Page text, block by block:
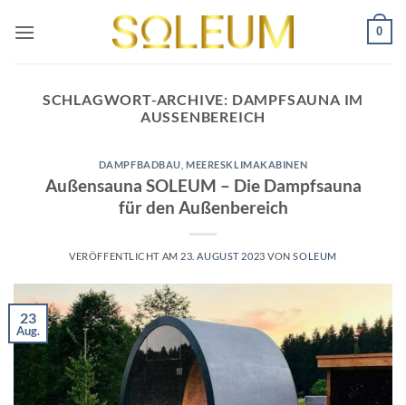
Inhalt
0
SCHLAGWORT-ARCHIVE: DAMPFSAUNA IM
AUSSENBEREICH
DAMPFBADBAU ,MEERESKLIMAKABINEN
Außensauna SOLEUM – Die Dampfsauna
für den Außenbereich
VERÖFFENTLICHT AM 23. AUGUST 2023 VONSOLEUM
23
Aug.